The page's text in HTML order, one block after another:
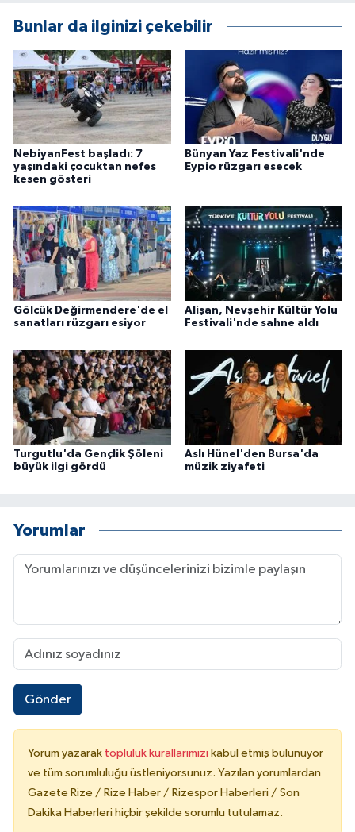
Bunlar da ilginizi çekebilir
NebiyanFest başladı: 7
yaşındaki çocuktan nefes
kesen gösteri
Bünyan Yaz Festivali'nde
Eypio rüzgarı esecek
Gölcük Değirmendere'de el
sanatları rüzgarı esiyor
Alişan, Nevşehir Kültür Yolu
Festivali'nde sahne aldı
Turgutlu'da Gençlik Şöleni
büyük ilgi gördü
Aslı Hünel'den Bursa'da
müzik ziyafeti
Yorumlar
Gönder
Yorum yazarak topluluk kurallarımızı kabul etmiş bulunuyor
ve tüm sorumluluğu üstleniyorsunuz. Yazılan yorumlardan
Gazete Rize / Rize Haber / Rizespor Haberleri / Son
Dakika Haberleri hiçbir şekilde sorumlu tutulamaz.